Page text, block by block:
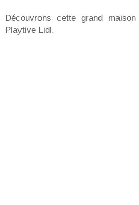
Découvrons cette grand
Playtive Lidl.